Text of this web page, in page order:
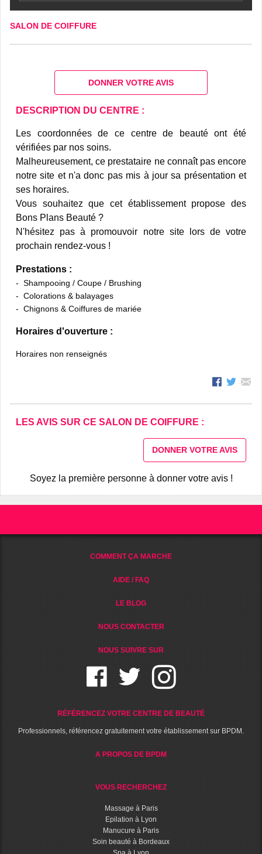
SALON DE COIFFURE
DONNER VOTRE AVIS
DESCRIPTION DU CENTRE :
Les coordonnées de ce centre de beauté ont été
vérifiées par nos soins.
Malheureusement, ce prestataire ne connaît pas encore
notre site et n'a donc pas mis à jour sa présentation et
ses horaires.
Vous souhaitez que cet établissement propose des
Bons Plans Beauté ?
N'hésitez pas à promouvoir notre site lors de votre
prochain rendez-vous !
Prestations :
Shampooing / Coupe / Brushing
Colorations & balayages
Chignons & Coiffures de mariée
Horaires d'ouverture :
Horaires non renseignés
LES AVIS SUR CE SALON DE COIFFURE :
DONNER VOTRE AVIS
Soyez la première personne à donner votre avis !
COMMENT ÇA MARCHE
AIDE / FAQ
LE BLOG
NOUS CONTACTER
NOUS SUIVRE SUR
RÉFÉRENCEZ VOTRE CENTRE DE BEAUTÉ
Professionnels, référencez gratuitement votre établissement sur BPDM.
A PROPOS DE BPDM
VOUS RECHERCHEZ
Massage à Paris
Epilation à Lyon
Manucure à Paris
Soin beauté à Bordeaux